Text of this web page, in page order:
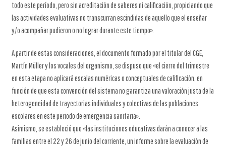
todo este período, pero sin acreditación de saberes ni calificación, propiciando que
las actividades evaluativas no transcurran escindidas de aquello que el enseñar
y/o acompañar pudieron o no lograr durante este tiempo».
A partir de estas consideraciones, el documento formado por el titular del CGE,
Martín Müller y los vocales del organismo, se dispuso que «el cierre del trimestre
en esta etapa no aplicará escalas numéricas o conceptuales de calificación, en
función de que esta convención del sistema no garantiza una valoración justa de la
heterogeneidad de trayectorias individuales y colectivas de las poblaciones
escolares en este periodo de emergencia sanitaria».
Asimismo, se estableció que «las instituciones educativas darán a conocer a las
familias entre el 22 y 26 de junio del corriente, un informe sobre la evaluación de